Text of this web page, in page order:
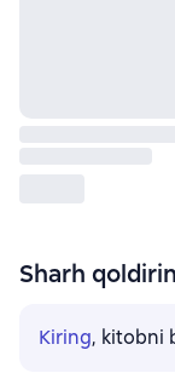
Sharh
Kiring, kitobni